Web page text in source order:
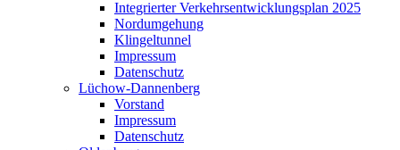
Integrierter Verkehrsentwicklungsplan 2025
Nordumgehung
Klingeltunnel
Impressum
Datenschutz
Lüchow-Dannenberg
Vorstand
Impressum
Datenschutz